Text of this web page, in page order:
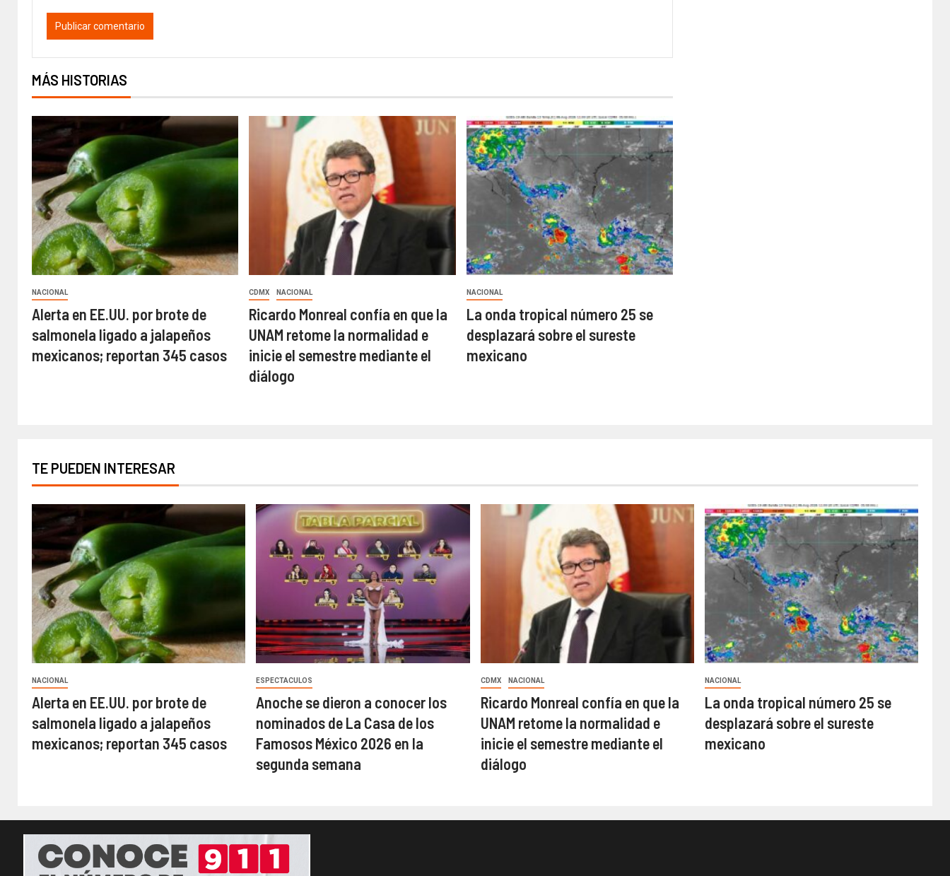
MÁS HISTORIAS
NACIONAL
Alerta en EE.UU. por brote de
salmonela ligado a jalapeños
mexicanos; reportan 345 casos
CDMX NACIONAL
Ricardo Monreal confía en que la
UNAM retome la normalidad e
inicie el semestre mediante el
diálogo
NACIONAL
La onda tropical número 25 se
desplazará sobre el sureste
mexicano
TE PUEDEN INTERESAR
NACIONAL
Alerta en EE.UU. por brote de
salmonela ligado a jalapeños
mexicanos; reportan 345 casos
ESPECTACULOS
Anoche se dieron a conocer los
nominados de La Casa de los
Famosos México 2026 en la
segunda semana
CDMX NACIONAL
Ricardo Monreal confía en que la
UNAM retome la normalidad e
inicie el semestre mediante el
diálogo
NACIONAL
La onda tropical número 25 se
desplazará sobre el sureste
mexicano